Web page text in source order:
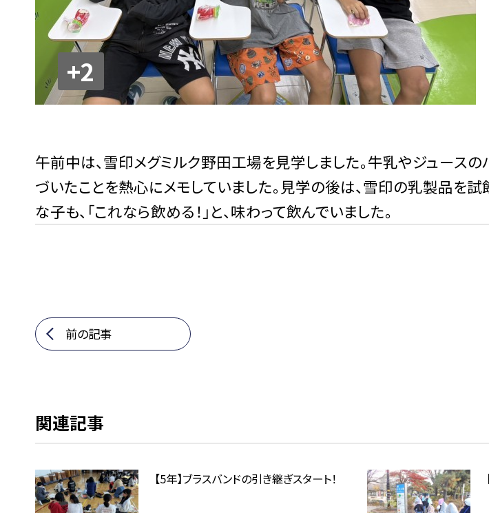
+2
午前中は、雪印メグミルク野田工場を見学しました。牛乳やジュースの
づいたことを熱心にメモしていました。見学の後は、雪印の乳製品を試
な子も、「これなら飲める！」と、味わって飲んでいました。
前の記事
関連記事
【5年】ブラスバンドの引き継ぎスタート！